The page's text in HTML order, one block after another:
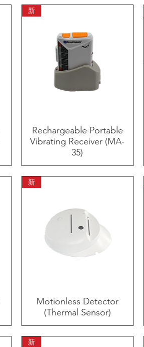
快速瀏覽
新
Rechargeable Portable
Vibrating Receiver (MA-
35)
快速瀏覽
新
Motionless Detector
(Thermal Sensor)
新